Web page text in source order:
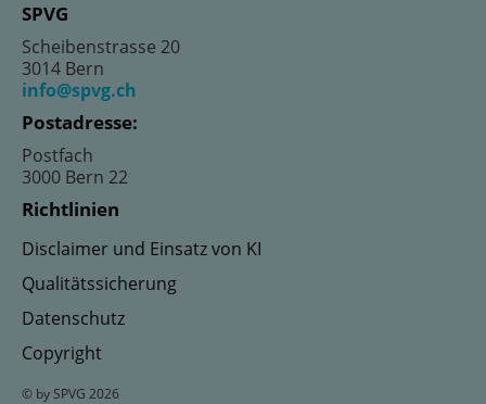
SPVG
Scheibenstrasse 20
3014 Bern
info@spvg.ch
Postadresse:
Postfach
3000 Bern 22
Richtlinien
Disclaimer und Einsatz von KI
Qualitätssicherung
Datenschutz
Copyright
© by SPVG 2026